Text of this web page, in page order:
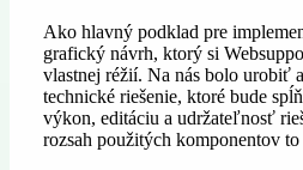
Ako hlavný podklad pre
grafický návrh, ktorý si
vlastnej réžií. Na nás bolo urobiť
technické riešenie, ktoré bude
výkon, editáciu a udržateľnosť
rozsah použitých komponentov